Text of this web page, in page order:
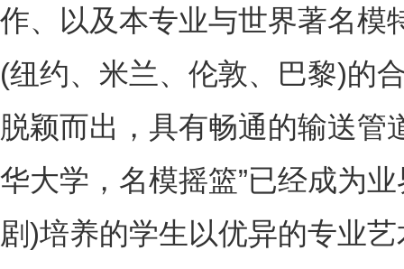
作、以及本专业与世界著名模
(纽约、米兰、伦敦、巴黎)的
脱颖而出，具有畅通的输送管
华大学，名模摇篮”已经成为
剧)培养的学生以优异的专业